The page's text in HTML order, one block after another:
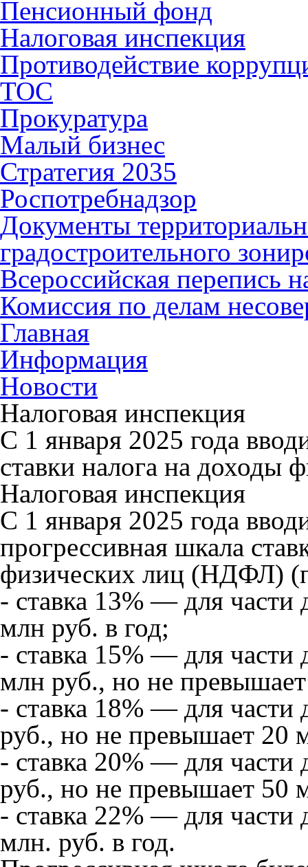
Пенсионный фонд
Налоговая инспекция
Противодействие
ТОС
Прокуратура
Малый бизнес
Стратегия 2035
Роспотребнадзор
Документы
градостроительного
Всероссийская перепись
Комиссия по делам
Главная
Информация
Новости
Налоговая инспекция
С 1 января 2025 года
ставки налога на доходы
Налоговая инспекция
С 1 января 2025 года
прогрессивная шкала
физических лиц (НДФЛ)
- ставка 13% — для
млн руб. в год;
- ставка 15% — для части
млн руб., но не
- ставка 18% — для части
руб., но не превышает 20
- ставка 20% — для части
руб., но не превышает 50
- ставка 22% — для части
млн. руб. в год.